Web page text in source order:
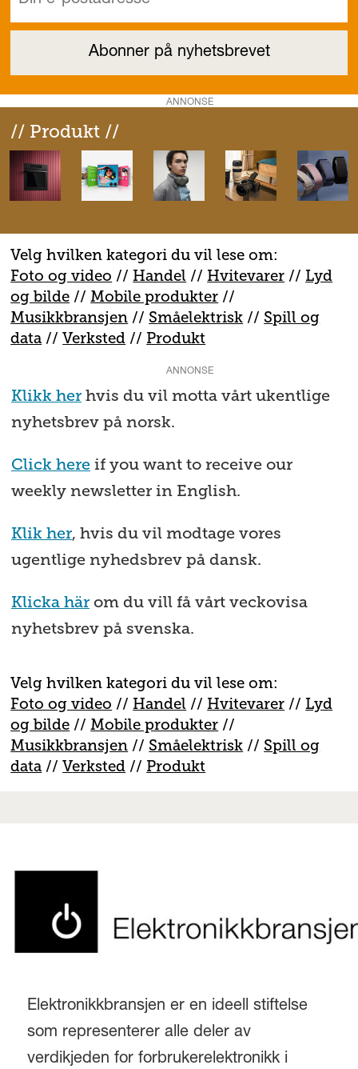
ANNONSE
// Produkt //
Velg hvilken kategori du vil lese om:
Foto og video // Handel // Hvitevarer // Lyd
og bilde //Mobile produkter //
Musikkbransjen // Småelektrisk // Spill og
data //Verksted // Produkt
ANNONSE
Klikk herhvis du vil motta vårt ukentlige
nyhetsbrev på norsk.
Click hereif you want to receive our
weekly newsletter in English.
Klik her, hvis du vil modtage vores
ugentlige nyhedsbrev på dansk.
Klicka härom du vill få vårt veckovisa
nyhetsbrev på svenska.
Velg hvilken kategori du vil lese om:
Foto og video // Handel // Hvitevarer // Lyd
og bilde //Mobile produkter //
Musikkbransjen // Småelektrisk // Spill og
data //Verksted // Produkt
Elektronikkbransjen er en ideell stiftelse
som representerer alle deler av
verdikjeden for forbrukerelektronikk i